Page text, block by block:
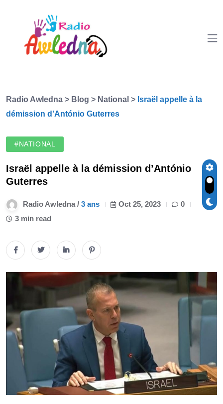
Radio Awledna > Blog > National > Israël appelle à la
démission d’António Guterres
#NATIONAL
Israël appelle à la démission d’António
Guterres
Radio Awledna / 3 ans Oct 25, 2023
0
3 min read